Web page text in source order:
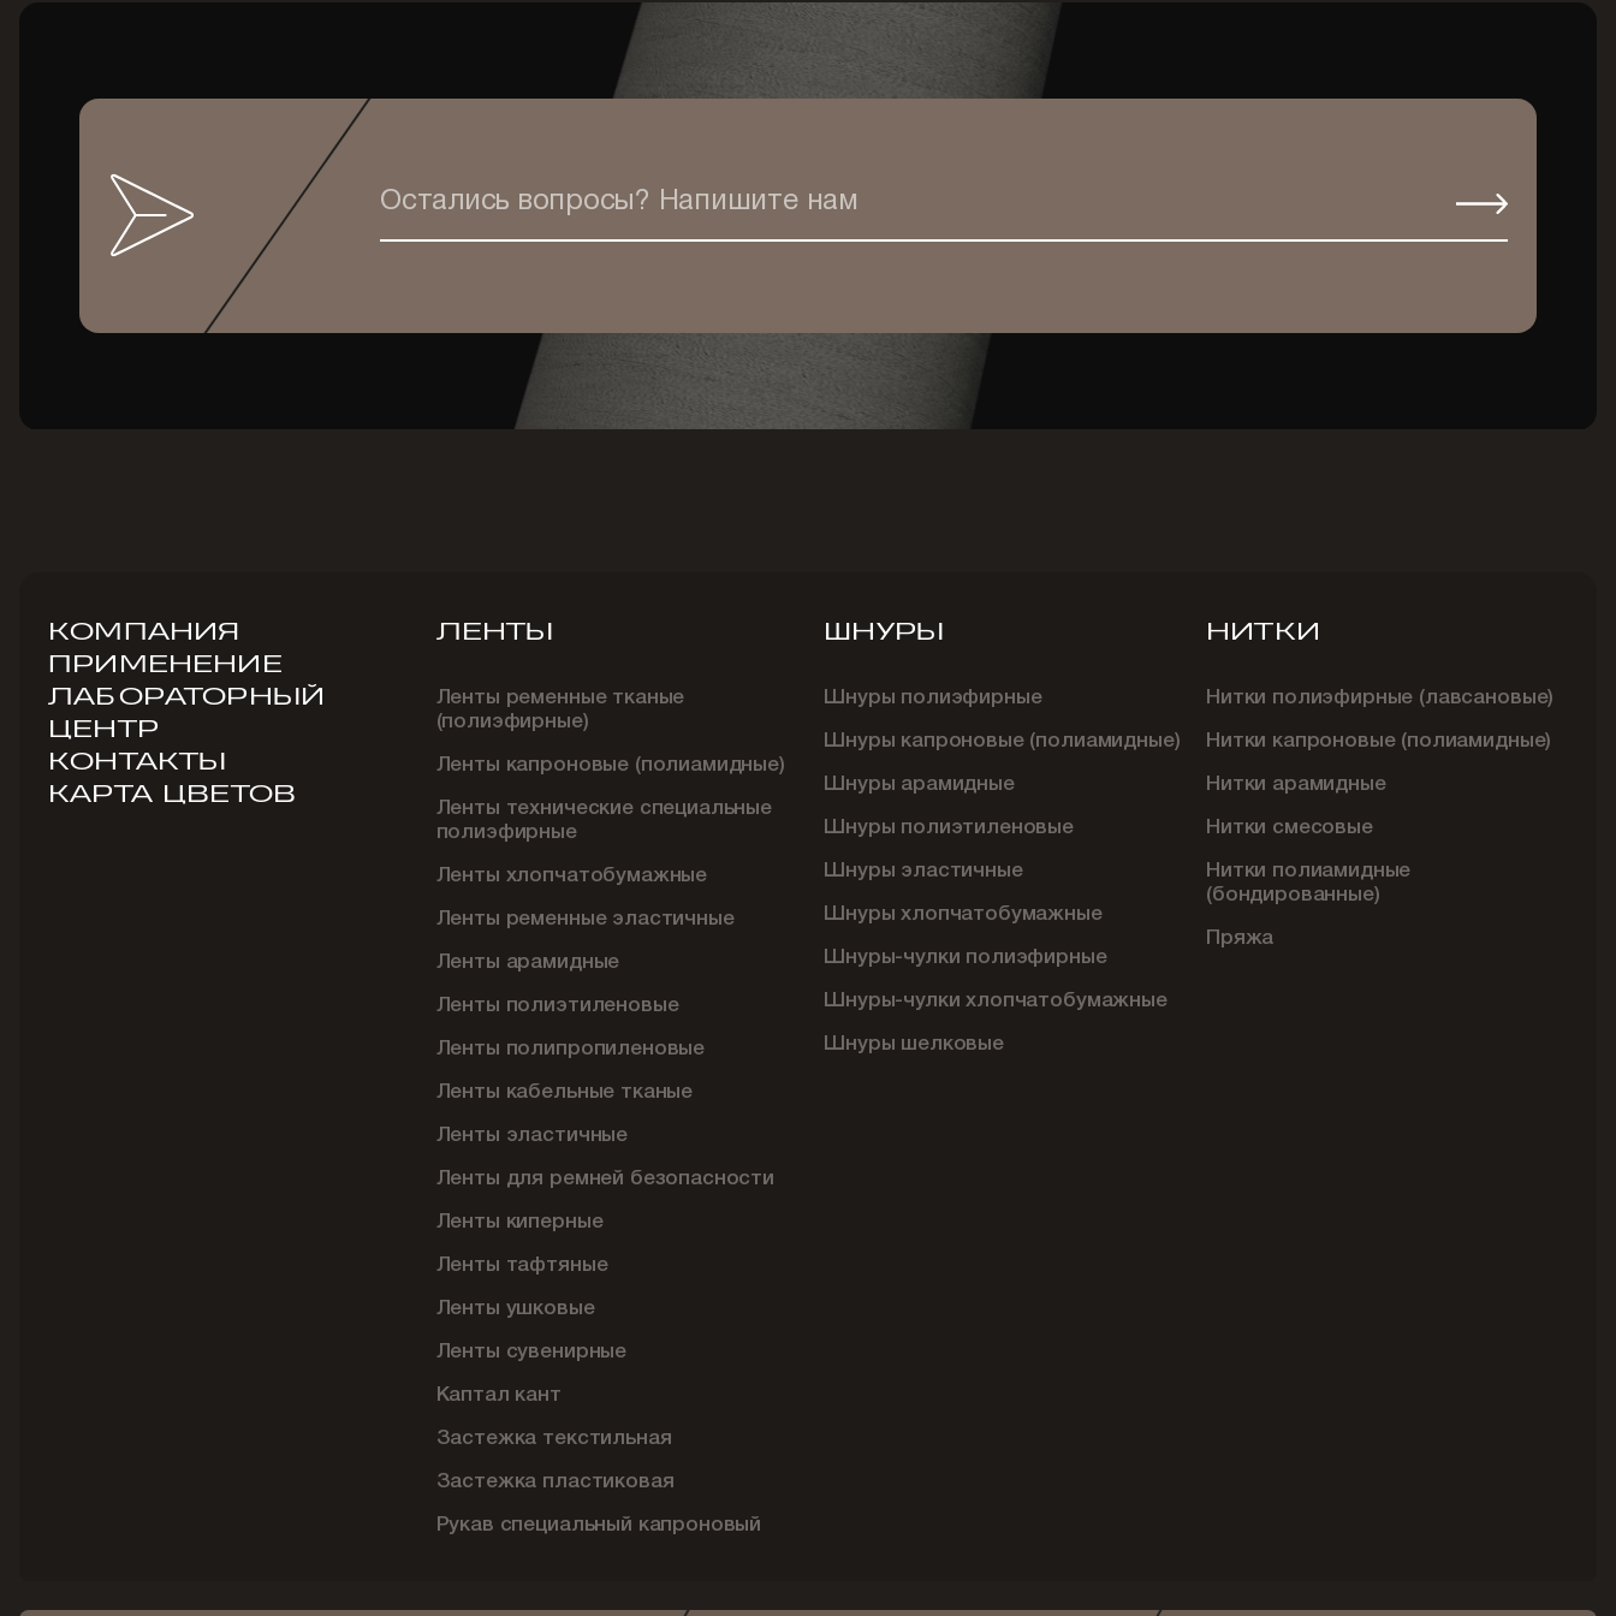
Остались вопросы? Напишите нам
КОМПАНИЯ
ПРИМЕНЕНИЕ
ЛАБОРАТОРНЫЙ
ЦЕНТР
КОНТАКТЫ
КАРТА ЦВЕТОВ
ЛЕНТЫ
Ленты ременные тканые
(полиэфирные)
Ленты капроновые (полиамидные)
Ленты технические специальные
полиэфирные
Ленты хлопчатобумажные
Ленты ременные эластичные
Ленты арамидные
Ленты полиэтиленовые
Ленты полипропиленовые
Ленты кабельные тканые
Ленты эластичные
Ленты для ремней безопасности
Ленты киперные
Ленты тафтяные
Ленты ушковые
Ленты сувенирные
Каптал кант
Застежка текстильная
Застежка пластиковая
Рукав специальный капроновый
ШНУРЫ
Шнуры полиэфирные
Шнуры капроновые (полиамидные)
Шнуры арамидные
Шнуры полиэтиленовые
Шнуры эластичные
Шнуры хлопчатобумажные
Шнуры-чулки полиэфирные
Шнуры-чулки хлопчатобумажные
Шнуры шелковые
НИТКИ
Нитки полиэфирные (лавсановые)
Нитки капроновые (полиамидные)
Нитки арамидные
Нитки смесовые
Нитки полиамидные
(бондированные)
Пряжа